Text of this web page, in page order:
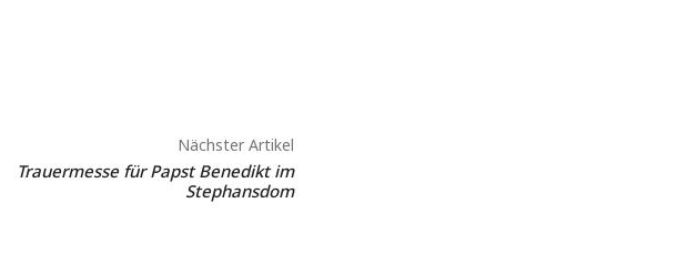
Nächster Artikel
Trauermesse für Papst Benedikt im
Stephansdom